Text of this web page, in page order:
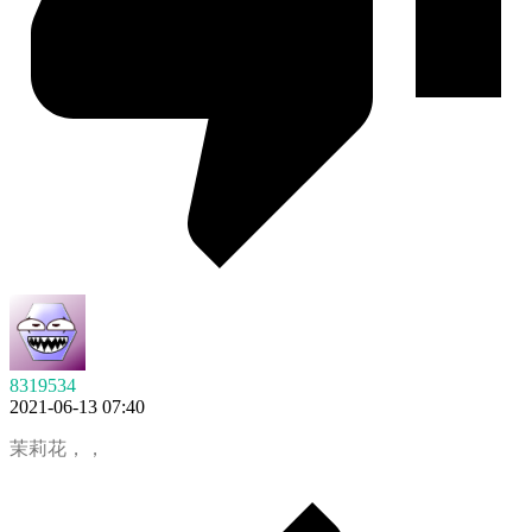
8319534
2021-06-13 07:40
茉莉花，，